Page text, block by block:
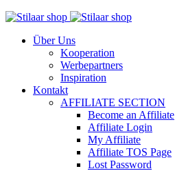
Über Uns
Kooperation
Werbepartners
Inspiration
Kontakt
AFFILIATE SECTION
Become an Affiliate
Affiliate Login
My Affiliate
Affiliate TOS Page
Lost Password